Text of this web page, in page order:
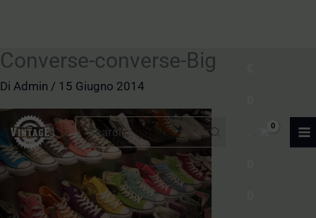
Vai
al
Ricerca
per:
Converse-converse-Big
Di Admin / 15 Giugno 2014